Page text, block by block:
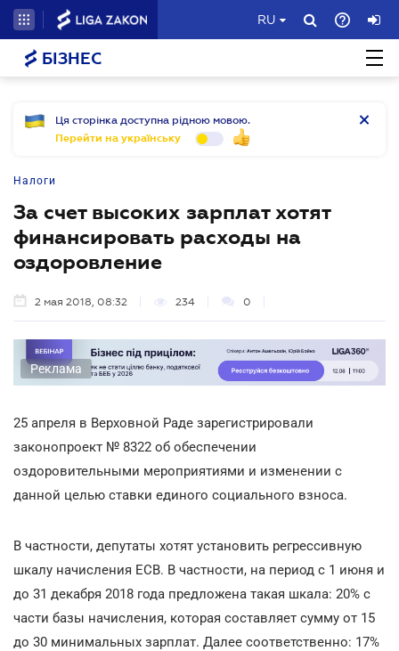
RU
БІЗНЕС
Ця сторінка доступна рідною мовою.
Перейти на українську
Налоги
За счет высоких зарплат хотят
финансировать расходы на
оздоровление
2 мая 2018, 08:32 234 0
Реклама
25 апреля в Верховной Раде зарегистрировали
законопроект № 8322 об обеспечении
оздоровительными мероприятиями и изменении с
данной целью ставки единого социального взноса.
В частности, депутаты хотят установить регрессивную
шкалу начисления ЕСВ. В частности, на период с 1 июня и
до 31 декабря 2018 года предложена такая шкала: 20% с
части базы начисления, которая составляет сумму от 15
до 30 минимальных зарплат. Далее соответственно: 17%